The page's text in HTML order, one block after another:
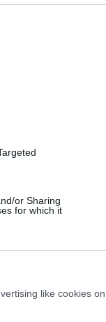
or Sharing
for which it
like cookies on
un
con
esteso.
la
amici:
e